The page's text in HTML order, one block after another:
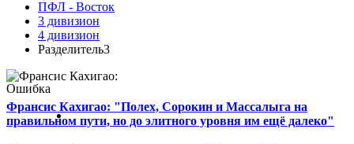
ПФЛ - Восток
3 дивизион
4 дивизион
Разделитель3
Франсис Кахигао: "Полех, Сорокин и Массалыга на
правильном пути, но до элитного уровня им ещё далеко"
Ошибка